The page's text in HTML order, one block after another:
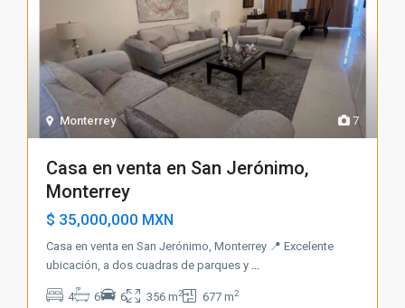
7
Monterrey
Casa en venta en San Jerónimo,
Monterrey
$ 35,000,000 MXN
Casa en venta en San Jerónimo, Monterrey 📍 Excelente
ubicación, a dos cuadras de parques y
4 6 6 356 m2 677 m2